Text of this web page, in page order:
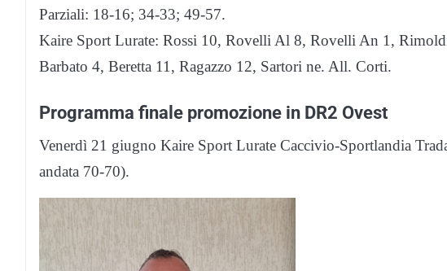
Parziali: 18-16; 34-33; 49-57.
Kaire Sport Lurate: Rossi 10, Rovelli Al 8, Rovelli An 1,
Barbato 4, Beretta 11, Ragazzo 12, Sartori ne. All. Corti.
Programma finale promozione in DR2 Ovest
Venerdì 21 giugno Kaire Sport Lurate Caccivio-Sportlandia
andata 70-70).